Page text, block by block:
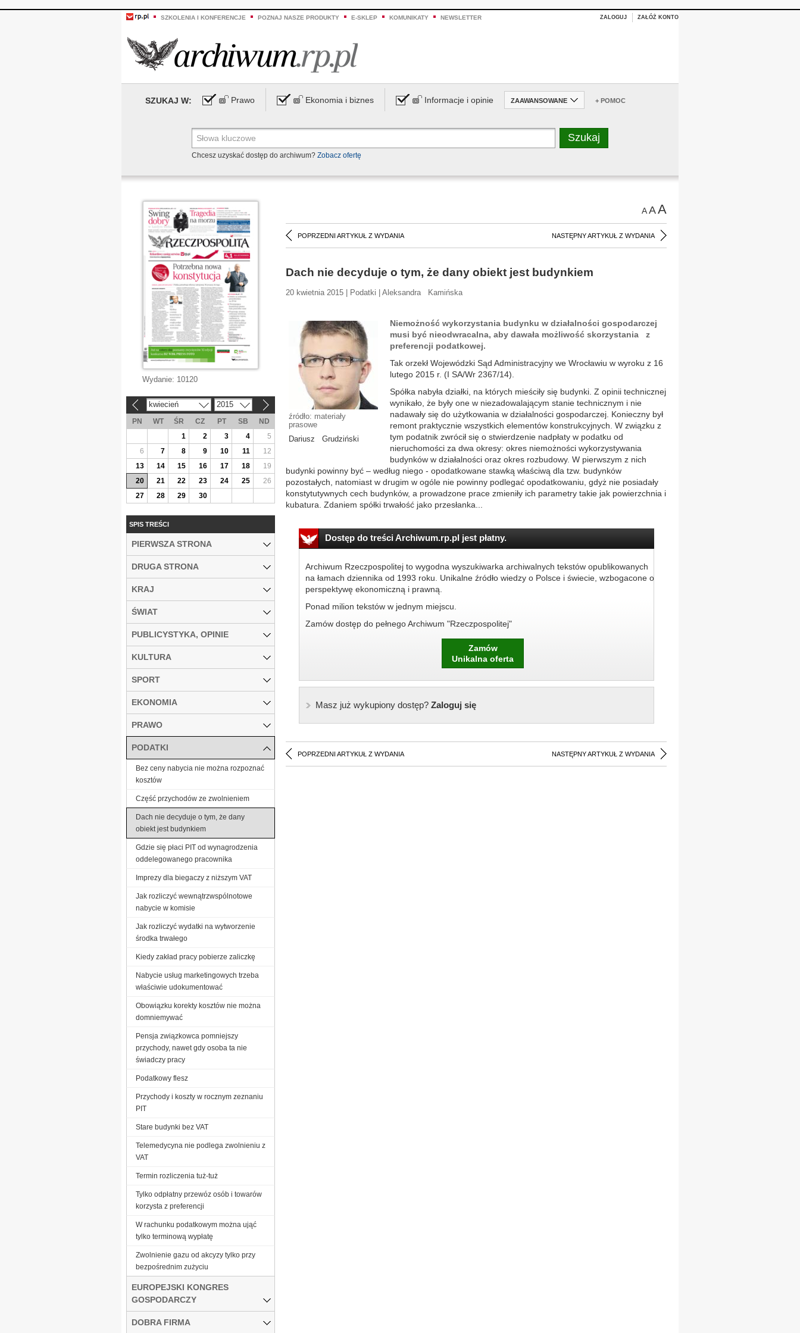
SZKOLENIA I KONFERENCJE POZNAJ NASZE PRODUKTY E-SKLEP KOMUNIKATY NEWSLETTER ZALOGUJ ZAŁÓŻ KONTO
SZUKAJ W: Prawo Ekonomia i biznes Informacje i opinie ZAAWANSOWANE + POMOC
Chcesz uzyskać dostęp do archiwum? Zobacz ofertę
AAA
POPRZEDNI ARTYKUŁ Z WYDANIA NASTĘPNY ARTYKUŁ Z WYDANIA
Dach nie decyduje o tym, że dany obiekt jest budynkiem
20 kwietnia 2015 | Podatki | Aleksandra Kamińska
źródło: materiały
prasowe
Dariusz Grudziński
Niemożność wykorzystania budynku w działalności gospodarczej
musi być nieodwracalna, aby dawała możliwość skorzystania z
preferencji podatkowej.
Tak orzekł Wojewódzki Sąd Administracyjny we Wrocławiu w wyroku z 16
lutego 2015 r. (I SA/Wr 2367/14).
Spółka nabyła działki, na których mieściły się budynki. Z opinii technicznej
wynikało, że były one w niezadowalającym stanie technicznym i nie
nadawały się do użytkowania w działalności gospodarczej. Konieczny był
remont praktycznie wszystkich elementów konstrukcyjnych. W związku z
tym podatnik zwrócił się o stwierdzenie nadpłaty w podatku od
nieruchomości za dwa okresy: okres niemożności wykorzystywania
budynków w działalności oraz okres rozbudowy. W pierwszym z nich
budynki powinny być – według niego - opodatkowane stawką właściwą dla tzw. budynków
pozostałych, natomiast w drugim w ogóle nie powinny podlegać opodatkowaniu, gdyż nie posiadały
konstytutywnych cech budynków, a prowadzone prace zmieniły ich parametry takie jak powierzchnia i
kubatura. Zdaniem spółki trwałość jako przesłanka...
Dostęp do treści Archiwum.rp.pl jest płatny.
Archiwum Rzeczpospolitej to wygodna wyszukiwarka archiwalnych tekstów opublikowanych
na łamach dziennika od 1993 roku. Unikalne źródło wiedzy o Polsce i świecie, wzbogacone o
perspektywę ekonomiczną i prawną.
Ponad milion tekstów w jednym miejscu.
Zamów dostęp do pełnego Archiwum "Rzeczpospolitej"
Zamów
Unikalna oferta
Masz już wykupiony dostęp?Zaloguj się
POPRZEDNI ARTYKUŁ Z WYDANIA NASTĘPNY ARTYKUŁ Z WYDANIA
Wydanie: 10120
kwiecień 2015
PN WT ŚR CZ PT SB
ND
1
2 3 4
5
6
7 8 9 10 11
12
13
14 15 16 17 18
19
20
21 22 23 24 25
26
27
28 29 30
SPIS TREŚCI
PIERWSZA STRONA
DRUGA STRONA
KRAJ
ŚWIAT
PUBLICYSTYKA, OPINIE
KULTURA
SPORT
EKONOMIA
PRAWO
PODATKI
Bez ceny nabycia nie można rozpoznać
kosztów
Część przychodów ze zwolnieniem
Dach nie decyduje o tym, że dany
obiekt jest budynkiem
Gdzie się płaci PIT od wynagrodzenia
oddelegowanego pracownika
Imprezy dla biegaczy z niższym VAT
Jak rozliczyć wewnątrzwspólnotowe
nabycie w komisie
Jak rozliczyć wydatki na wytworzenie
środka trwałego
Kiedy zakład pracy pobierze zaliczkę
Nabycie usług marketingowych trzeba
właściwie udokumentować
Obowiązku korekty kosztów nie można
domniemywać
Pensja związkowca pomniejszy
przychody, nawet gdy osoba ta nie
świadczy pracy
Podatkowy flesz
Przychody i koszty w rocznym zeznaniu
PIT
Stare budynki bez VAT
Telemedycyna nie podlega zwolnieniu z
VAT
Termin rozliczenia tuż-tuż
Tylko odpłatny przewóz osób i towarów
korzysta z preferencji
W rachunku podatkowym można ująć
tylko terminową wypłatę
Zwolnienie gazu od akcyzy tylko przy
bezpośrednim zużyciu
EUROPEJSKI KONGRES
GOSPODARCZY
DOBRA FIRMA